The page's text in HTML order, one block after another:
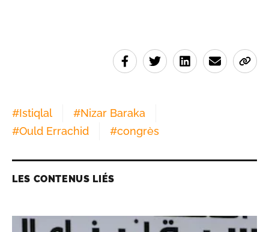
#Istiqlal #Nizar Baraka
#Ould Errachid #congrès
LES CONTENUS LIÉS